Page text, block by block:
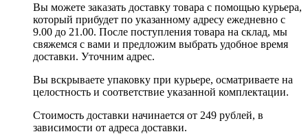
Вы можете заказать доставку товара с помощью курьера,
который прибудет по указанному адресу ежедневно с
9.00 до 21.00. После поступления товара на склад, мы
свяжемся с вами и предложим выбрать удобное время
доставки. Уточним адрес.
Вы вскрываете упаковку при курьере, осматриваете на
целостность и соответствие указанной комплектации.
Стоимость доставки начинается от 249 рублей, в
зависимости от адреса доставки.